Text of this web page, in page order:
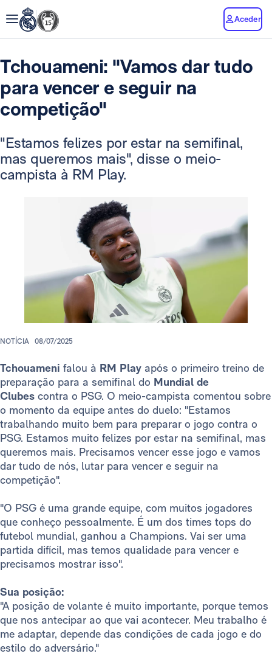
Aceder
Tchouameni: "Vamos dar tudo
para vencer e seguir na
competição"
"Estamos felizes por estar na semifinal,
mas queremos mais", disse o meio-
campista à RM Play.
NOTÍCIA 08/07/2025
Tchouameni falou à RM Play após o primeiro treino de
preparação para a semifinal do Mundial de
Clubes contra o PSG. O meio-campista comentou sobre
o momento da equipe antes do duelo: "Estamos
trabalhando muito bem para preparar o jogo contra o
PSG. Estamos muito felizes por estar na semifinal, mas
queremos mais. Precisamos vencer esse jogo e vamos
dar tudo de nós, lutar para vencer e seguir na
competição".
"O PSG é uma grande equipe, com muitos jogadores
que conheço pessoalmente. É um dos times tops do
futebol mundial, ganhou a Champions. Vai ser uma
partida difícil, mas temos qualidade para vencer e
precisamos mostrar isso".
Sua posição:
"A posição de volante é muito importante, porque temos
que nos antecipar ao que vai acontecer. Meu trabalho é
me adaptar, depende das condições de cada jogo e do
estilo do adversário."